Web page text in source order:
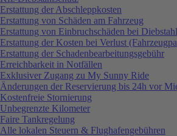
Erstattung der Abschleppkosten
Erstattung von Schäden am Fahrzeug
Erstattung von Einbruchschäden bei Diebstahl
Erstattung der Kosten bei Verlust
Erstattung der Schadenbearbeitungsgebühr
Erreichbarkeit in Notfällen
Exklusiver Zugang zu My Sunny Ride
Änderungen der Reservierung bis 24h vor
Kostenfreie Stornierung
Unbegrenzte Kilometer
Faire Tankregelung
Alle lokalen Steuern & Flughafengebühren